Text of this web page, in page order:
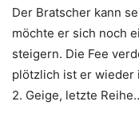
Der Bratscher kann
möchte er sich noch
steigern. Die Fee
plötzlich ist er wieder
2. Geige, letzte